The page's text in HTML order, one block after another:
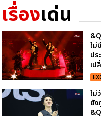
เรื่องเด่น
ไม่
ปร
เป
ไม่
ยัง